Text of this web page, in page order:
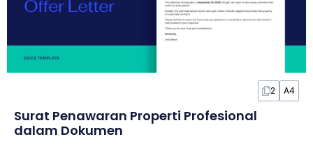
2 A4
Surat Penawaran Properti Profesional
dalam Dokumen